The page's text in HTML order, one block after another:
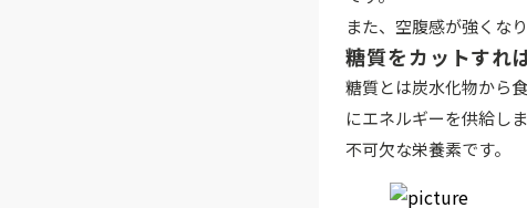
また、空腹感が強くな
糖質をカットすれ
糖質とは炭水化物から
にエネルギーを供給し
不可欠な栄養素です。